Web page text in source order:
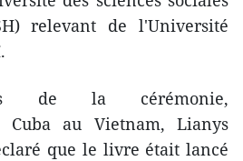
relevant de l'Université
de la cérémonie,
Cuba au Vietnam, Lianys
que le livre était lancé